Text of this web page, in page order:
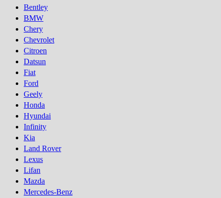
Bentley
BMW
Chery
Chevrolet
Citroen
Datsun
Fiat
Ford
Geely
Honda
Hyundai
Infinity
Kia
Land Rover
Lexus
Lifan
Mazda
Mercedes-Benz